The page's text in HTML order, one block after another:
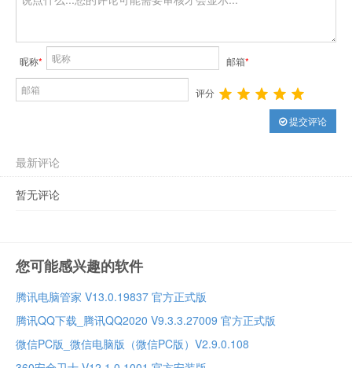
昵称* 邮箱*
评分
提交评论
最新评论
暂无评论
您可能感兴趣的软件
腾讯电脑管家 V13.0.19837 官方正式版
腾讯QQ下载_腾讯QQ2020 V9.3.3.27009 官方正式版
微信PC版_微信电脑版（微信PC版）V2.9.0.108